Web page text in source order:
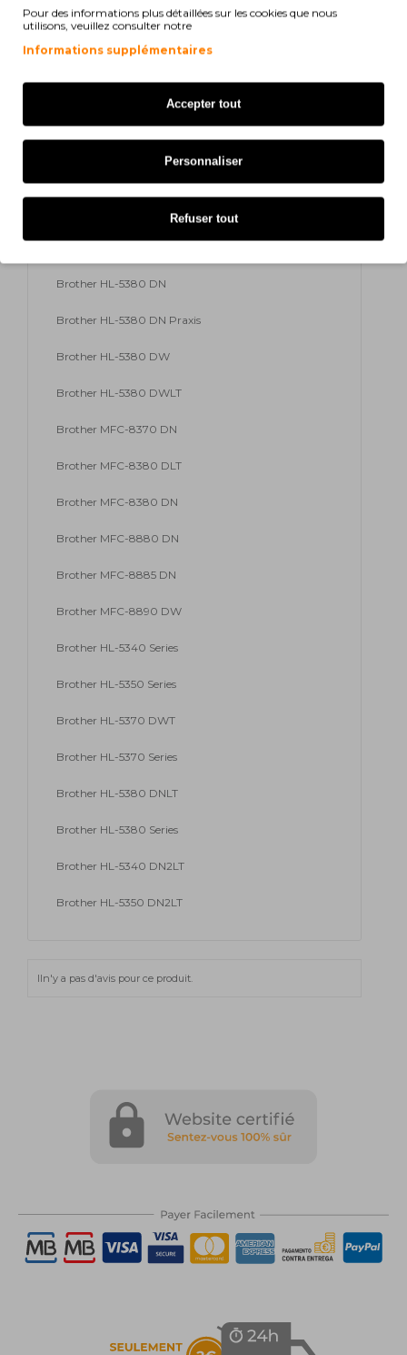
Brother HL-5350 DN 2 LT
Brother HL-5370 DW
Brother HL-5380 DN
Brother HL-5380 DN Praxis
Brother HL-5380 DW
Brother HL-5380 DWLT
Brother MFC-8370 DN
Brother MFC-8380 DLT
Brother MFC-8380 DN
Brother MFC-8880 DN
Brother MFC-8885 DN
Brother MFC-8890 DW
Brother HL-5340 Series
Brother HL-5350 Series
Brother HL-5370 DWT
Brother HL-5370 Series
Brother HL-5380 DNLT
Brother HL-5380 Series
Brother HL-5340 DN2LT
Brother HL-5350 DN2LT
Iln'y a pas d'avis pour ce produit.
Pour des informations plus détaillées sur les cookies que nous
utilisons, veuillez consulter notre
Informations supplémentaires
Accepter tout
Personnaliser
Refuser tout